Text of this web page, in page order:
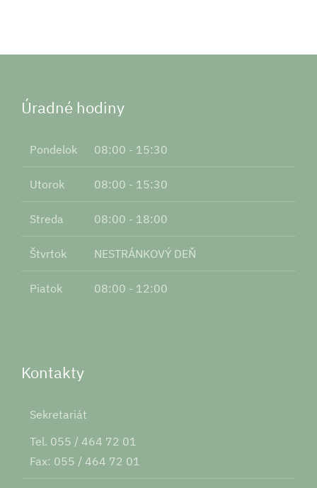
Úradné hodiny
Pondelok 08:00 - 15:30
Utorok 08:00 - 15:30
Streda 08:00 - 18:00
Štvrtok NESTRÁNKOVÝ DEŇ
Piatok 08:00 - 12:00
Kontakty
Sekretariát
Tel. 055 / 464 72 01
Fax: 055 / 464 72 01